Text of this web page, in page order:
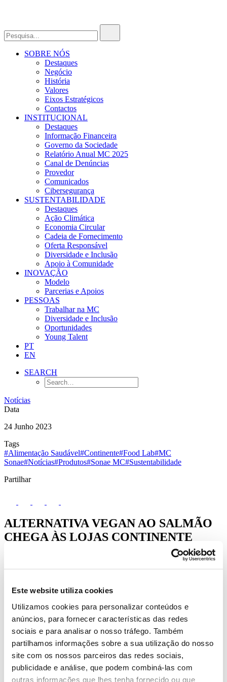
Este website utiliza cookies
Utilizamos cookies para personalizar conteúdos e
anúncios, para fornecer características das redes
sociais e para analisar o nosso tráfego. Também
partilhamos informações sobre a sua utilização do nosso
site com os nossos parceiros das redes sociais,
publicidade e análise, que podem combiná-las com
outras informações que lhes tenha fornecido ou que
SOBRE NÓS
Destaques
Negócio
História
Valores
Eixos Estratégicos
Contactos
INSTITUCIONAL
Destaques
Informação Financeira
Governo da Sociedade
Relatório Anual MC 2025
Canal de Denúncias
Provedor
Comunicados
Cibersegurança
SUSTENTABILIDADE
Destaques
Ação Climática
Economia Circular
Cadeia de Fornecimento
Oferta Responsável
Diversidade e Inclusão
Apoio à Comunidade
INOVAÇÃO
Modelo
Parcerias e Apoios
PESSOAS
Trabalhar na MC
Diversidade e Inclusão
Oportunidades
Young Talent
PT
EN
SEARCH
Notícias
Data
24 Junho 2023
Tags
#Alimentação Saudável#Continente#Food Lab#MC
Sonae#Notícias#Produtos#Sonae MC#Sustentabilidade
Partilhar
ALTERNATIVA VEGAN AO SALMÃO
CHEGA ÀS LOJAS CONTINENTE
Revo food é a inovadora alternativa vegan ao
pescado tradicional, feito com base de proteína de ervilha,
ácidos gordos ómega-3, sendo também fonte de vitamina B12. A
gama de base 100% vegetal, criada com a ajuda da tecnologia
de impressão 3D, está à venda por 5,95€ a unidade.
Este produto vegan é mais sustentável do que a maioria das fontes
de proteína convencionais e contém óleos de plantas, como o óleo
de colza e de linhaça, que são fontes de ómega-3, tendo benefícios
para a saúde, como a redução de inflamação e a melhoria da saúde
da pele.
Criada com a ajuda da tecnologia de impressão 3D, este novo